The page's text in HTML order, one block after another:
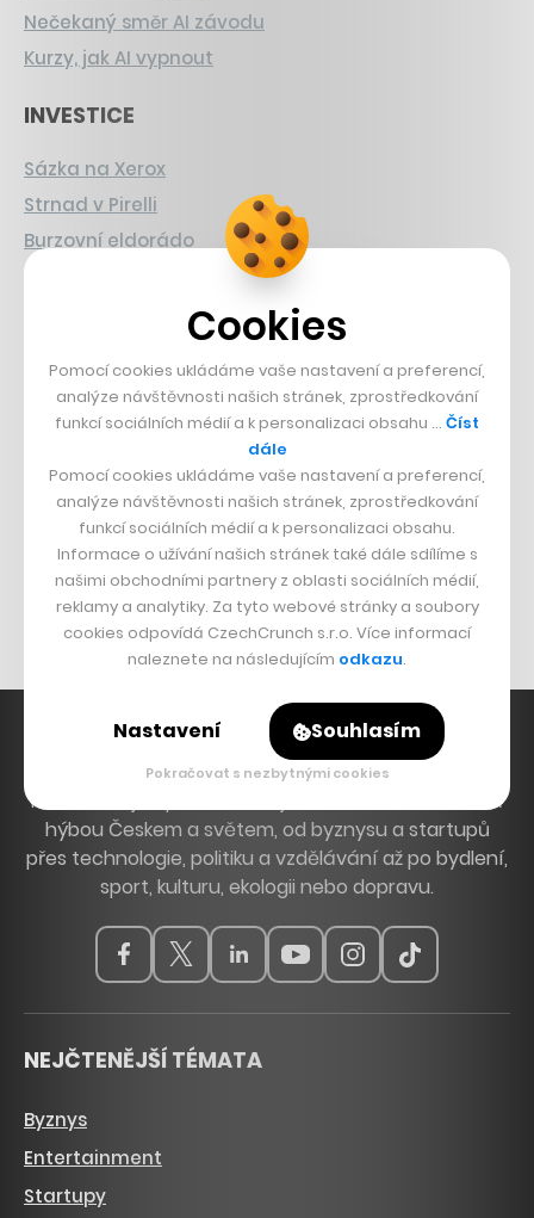
Nečekaný směr AI závodu
Kurzy, jak AI vypnout
INVESTICE
Sázka na Xerox
Strnad v Pirelli
Burzovní eldorádo
Francouzský šéfkuchař na Šumavě
Dva golfisti, co pečou
DESIGN
Bomma není tichá
Originální hodinky
Nábytek z betonu
Hlavní zdroj inspirace. Věnujeme se tématům, která
hýbou Českem a světem, od byznysu a startupů
přes technologie, politiku a vzdělávání až po bydlení,
sport, kulturu, ekologii nebo dopravu.
NEJČTENĚJŠÍ TÉMATA
Byznys
Entertainment
Startupy
Cookies
Pomocí cookies ukládáme vaše nastavení a preferencí,
analýze návštěvnosti našich stránek, zprostředkování
funkcí sociálních médií a k personalizaci obsahu … Číst
dále
Pomocí cookies ukládáme vaše nastavení a preferencí,
analýze návštěvnosti našich stránek, zprostředkování
funkcí sociálních médií a k personalizaci obsahu.
Informace o užívání našich stránek také dále sdílíme s
našimi obchodními partnery z oblasti sociálních médií,
reklamy a analytiky. Za tyto webové stránky a soubory
cookies odpovídá CzechCrunch s.r.o. Více informací
naleznete na následujícím odkazu.
Nastavení Souhlasím
Pokračovat s nezbytnými cookies